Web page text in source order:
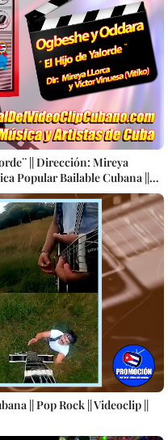
|| Dirección: Mireya
Popular Bailable Cubana ||
|| Pop Rock || Videoclip ||